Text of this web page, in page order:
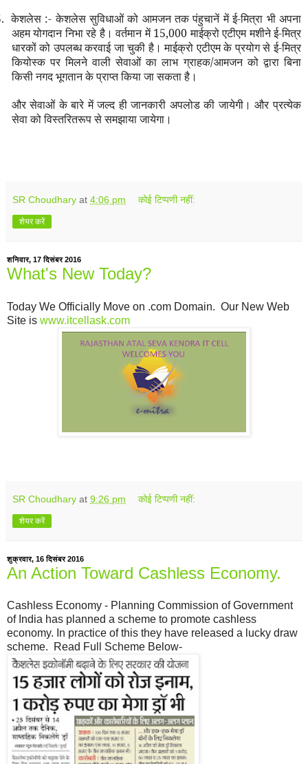
केशलेस :- केशलेस सुविधाओं को आमजन तक पंहुचानें में ई-मित्रा भी अपना
अहम योगदान निभा रहे है। वर्तमान में15,000माईक्रो एटीएम मशीने ई-मित्र
धारकों को उपलब्ध करवाई जा चुकी है। माईक्रो एटीएम के प्रयोग से ई-मित्र
कियोस्क पर मिलने वाली सेवाओं का लाभ ग्राहक/आमजन को द्वारा बिना
किसी नगद भूगतान के प्राप्त किया जा सकता है।
और सेवाओं के बारे में जल्द ही जानकारी अपलोड की जायेगी। और प्रत्येक
सेवा को विस्तरितरूप से समझाया जायेगा।
SR Choudhary at 4:06 pm कोई टिप्पणी नहीं:
शेयर करें
शनिवार, 17 दिसंबर 2016
What's New Today?
Today We Officially Move on .com Domain. Our New Web
Site is www.itcellask.com
SR Choudhary at 9:26 pm कोई टिप्पणी नहीं:
शेयर करें
शुक्रवार, 16 दिसंबर 2016
An Action Toward Cashless Economy.
Cashless Economy - Planning Commission of Government
of India has planned a scheme to promote cashless
economy. In practice of this they have released a lucky draw
scheme. Read Full Scheme Below-